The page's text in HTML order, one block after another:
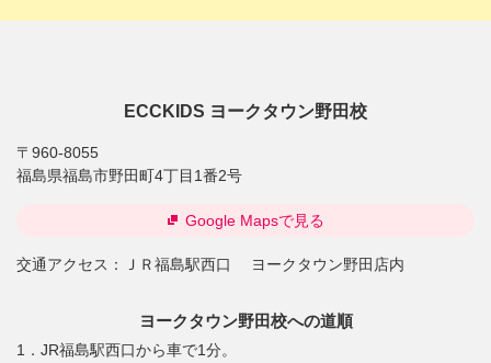
ECCKIDS ヨークタウン野田校
〒960-8055
福島県福島市野田町4丁目1番2号
交通アクセス： ＪＲ福島駅西口 ヨークタウン野田店内
Google Mapsで見る
ヨークタウン野田校への道順
1．JR福島駅西口から車で1分。